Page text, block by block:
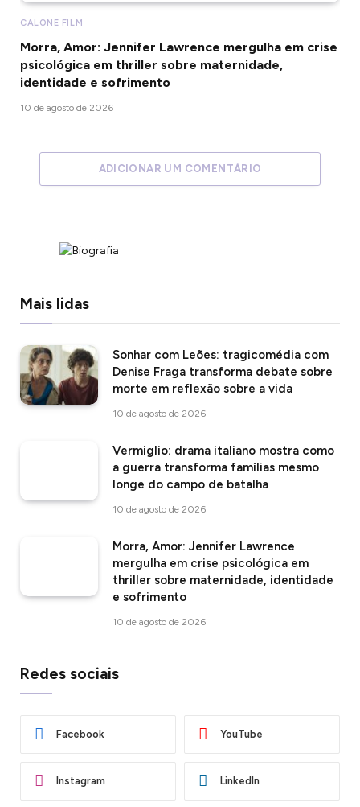
CALONE FILM
Morra, Amor: Jennifer Lawrence mergulha em crise
psicológica em thriller sobre maternidade,
identidade e sofrimento
10 de agosto de 2026
ADICIONAR UM COMENTÁRIO
Mais lidas
Sonhar com Leões: tragicomédia com
Denise Fraga transforma debate sobre
morte em reflexão sobre a vida
10 de agosto de 2026
Vermiglio: drama italiano mostra como
a guerra transforma famílias mesmo
longe do campo de batalha
10 de agosto de 2026
Morra, Amor: Jennifer Lawrence
mergulha em crise psicológica em
thriller sobre maternidade, identidade
e sofrimento
10 de agosto de 2026
Redes sociais
Facebook YouTube
Instagram LinkedIn